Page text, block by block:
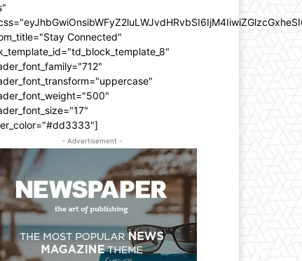
Connected"
- Advertisement -